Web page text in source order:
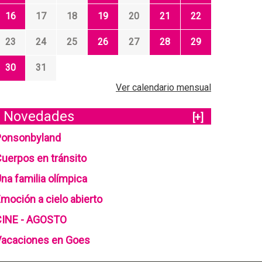
16 17 18 19 20 21 22
23 24 25 26 27 28 29
30
31
Ver calendario mensual
Novedades
[+]
en tránsito
familia olímpica
a cielo abierto
- AGOSTO
en Goes